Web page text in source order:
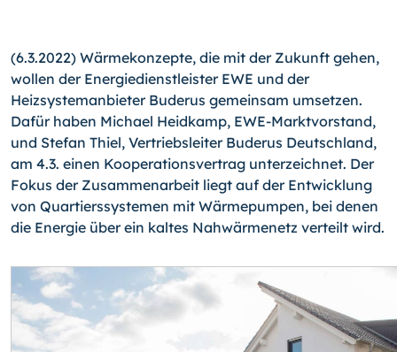
(6.3.2022) Wärmekonzepte, die mit der Zukunft gehen,
wollen der Energiedienstleister EWE und der
Heizsystemanbieter Buderus gemeinsam umsetzen.
Dafür haben Michael Heidkamp, EWE-Marktvorstand,
und Stefan Thiel, Vertriebsleiter Buderus Deutschland,
am 4.3. einen Kooperationsvertrag unterzeichnet. Der
Fokus der Zusammenarbeit liegt auf der Entwicklung
von Quartierssystemen mit Wärmepumpen, bei denen
die Energie über ein kaltes Nahwärmenetz verteilt wird.